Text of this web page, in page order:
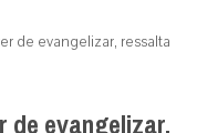
de evangelizar, ressalta